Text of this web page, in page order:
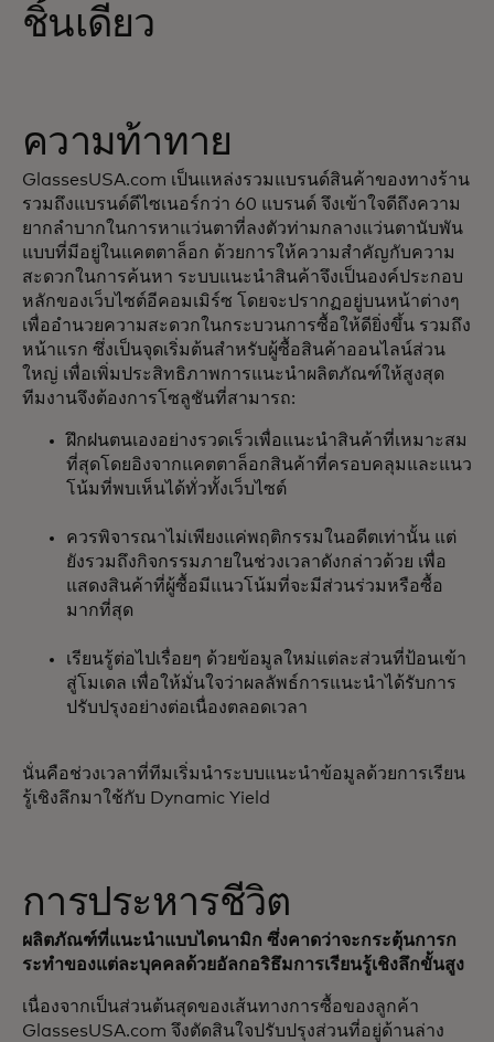
ชิ้นเดียว
ความท้าทาย
GlassesUSA.com เป็นแหล่งรวมแบรนด์สินค้าของทางร้าน
รวมถึงแบรนด์ดีไซเนอร์กว่า 60 แบรนด์ จึงเข้าใจดีถึงความ
ยากลำบากในการหาแว่นตาที่ลงตัวท่ามกลางแว่นตานับพัน
แบบที่มีอยู่ในแคตตาล็อก ด้วยการให้ความสำคัญกับความ
สะดวกในการค้นหา ระบบแนะนำสินค้าจึงเป็นองค์ประกอบ
หลักของเว็บไซต์อีคอมเมิร์ซ โดยจะปรากฏอยู่บนหน้าต่างๆ
เพื่ออำนวยความสะดวกในกระบวนการซื้อให้ดียิ่งขึ้น รวมถึง
หน้าแรก ซึ่งเป็นจุดเริ่มต้นสำหรับผู้ซื้อสินค้าออนไลน์ส่วน
ใหญ่ เพื่อเพิ่มประสิทธิภาพการแนะนำผลิตภัณฑ์ให้สูงสุด
ทีมงานจึงต้องการโซลูชันที่สามารถ:
ฝึกฝนตนเองอย่างรวดเร็วเพื่อแนะนำสินค้าที่เหมาะสม
ที่สุดโดยอิงจากแคตตาล็อกสินค้าที่ครอบคลุมและแนว
โน้มที่พบเห็นได้ทั่วทั้งเว็บไซต์
ควรพิจารณาไม่เพียงแค่พฤติกรรมในอดีตเท่านั้น แต่
ยังรวมถึงกิจกรรมภายในช่วงเวลาดังกล่าวด้วย เพื่อ
แสดงสินค้าที่ผู้ซื้อมีแนวโน้มที่จะมีส่วนร่วมหรือซื้อ
มากที่สุด
เรียนรู้ต่อไปเรื่อยๆ ด้วยข้อมูลใหม่แต่ละส่วนที่ป้อนเข้า
สู่โมเดล เพื่อให้มั่นใจว่าผลลัพธ์การแนะนำได้รับการ
ปรับปรุงอย่างต่อเนื่องตลอดเวลา
นั่นคือช่วงเวลาที่ทีมเริ่มนำระบบแนะนำข้อมูลด้วยการเรียน
รู้เชิงลึกมาใช้กับ Dynamic Yield
การประหารชีวิต
ผลิตภัณฑ์ที่แนะนำแบบไดนามิก ซึ่งคาดว่าจะกระตุ้นการก
ระทำของแต่ละบุคคลด้วยอัลกอริธึมการเรียนรู้เชิงลึกขั้นสูง
เนื่องจากเป็นส่วนต้นสุดของเส้นทางการซื้อของลูกค้า
GlassesUSA.com จึงตัดสินใจปรับปรุงส่วนที่อยู่ด้านล่าง